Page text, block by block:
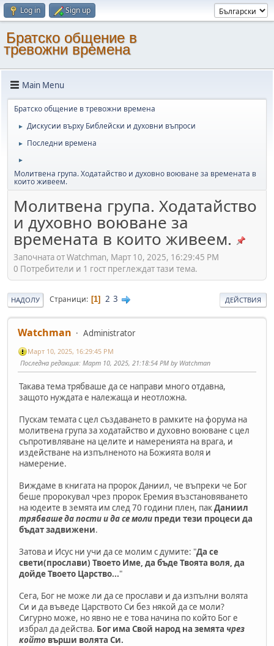
Log in Sign up
Братско общение в
тревожни времена
Main Menu
Братско общение в тревожни времена
► Дискусии върху Библейски и духовни въпроси
► Последни времена
►
Молитвена група. Ходатайство и духовно воюване за времената в
които живеем.
Молитвена група. Ходатайство
и духовно воюване за
времената в които живеем.
Започната от Watchman, Март 10, 2025, 16:29:45 PM
0 Потребители и 1 гост преглеждат тази тема.
НАДОЛУ Страници 1 2 3 ДЕЙСТВИЯ
Watchman Administrator
Март 10, 2025, 16:29:45 PM
Последна редакция: Март 10, 2025, 21:18:54 PM by Watchman
Такава тема трябваше да се направи много отдавна,
защото нуждата е належаща и неотложна.
Пускам темата с цел създаването в рамките на форума на
молитвена група за ходатайство и духовно воюване с цел
съпротивляване на целите и намеренията на врага, и
издействане на изпълненото на Божията воля и
намерение.
Виждаме в книгата на пророк Даниил, че въпреки че Бог
беше пророкувал чрез пророк Еремия възстановяването
на юдеите в земята им след 70 години плен, пакДаниил
трябваше да пости и да се моли преди тези процеси да
бъдат задвижени.
Затова и Исус ни учи да се молим с думите: "Да се
свети(прослави) Твоето Име, да бъде Твоята воля, да
дойде Твоето Царство..."
Сега, Бог не може ли да се прослави и да изпълни волята
Си и да въведе Царството Си без някой да се моли?
Сигурно може, но явно не е това начина по който Бог е
избрал да действа. Бог има Свой народ на земята чрез
който върши волята Си.